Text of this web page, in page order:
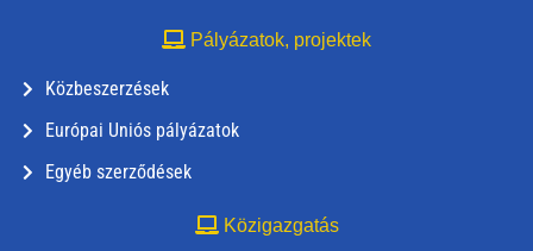
Pályázatok, projektek
Közbeszerzések
Európai Uniós pályázatok
Egyéb szerződések
Közigazgatás